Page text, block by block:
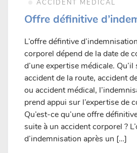
ACCIDENT MÉDICAL
Offre définitive
L’offre défintive
corporel dépend de la date de
d’une expertise médicale. Qu’il
accident de la route, accident
ou accident médical,
prend appui sur l’expertise de
Qu’est-ce qu’une offre
suite à un accident corporel ?
d’indemnisation après un […]